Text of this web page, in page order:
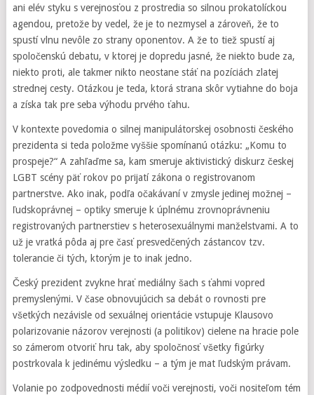
ani elév styku s verejnosťou z prostredia so silnou prokatolíckou
agendou, pretože by vedel, že je to nezmysel a zároveň, že to
spustí vlnu nevôle zo strany oponentov. A že to tiež spustí aj
spoločenskú debatu, v ktorej je dopredu jasné, že niekto bude za,
niekto proti, ale takmer nikto neostane stáť na pozíciách zlatej
strednej cesty. Otázkou je teda, ktorá strana skôr vytiahne do boja
a získa tak pre seba výhodu prvého ťahu.
V kontexte povedomia o silnej manipulátorskej osobnosti českého
prezidenta si teda položme vyššie spomínanú otázku: „Komu to
prospeje?“ A zahľaďme sa, kam smeruje aktivistický diskurz českej
LGBT scény päť rokov po prijatí zákona o registrovanom
partnerstve. Ako inak, podľa očakávaní v zmysle jedinej možnej –
ľudskoprávnej – optiky smeruje k úplnému zrovnoprávneniu
registrovaných partnerstiev s heterosexuálnymi manželstvami. A to
už je vratká pôda aj pre časť presvedčených zástancov tzv.
tolerancie či tých, ktorým je to inak jedno.
Český prezident zvykne hrať mediálny šach s ťahmi vopred
premyslenými. V čase obnovujúcich sa debát o rovnosti pre
všetkých nezávisle od sexuálnej orientácie vstupuje Klausovo
polarizovanie názorov verejnosti (a politikov) cielene na hracie pole
so zámerom otvoriť hru tak, aby spoločnosť všetky figúrky
postrkovala k jedinému výsledku – a tým je mat ľudským právam.
Volanie po zodpovednosti médií voči verejnosti, voči nositeľom tém